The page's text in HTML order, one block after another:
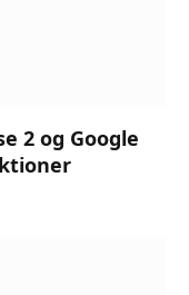
2 og Google